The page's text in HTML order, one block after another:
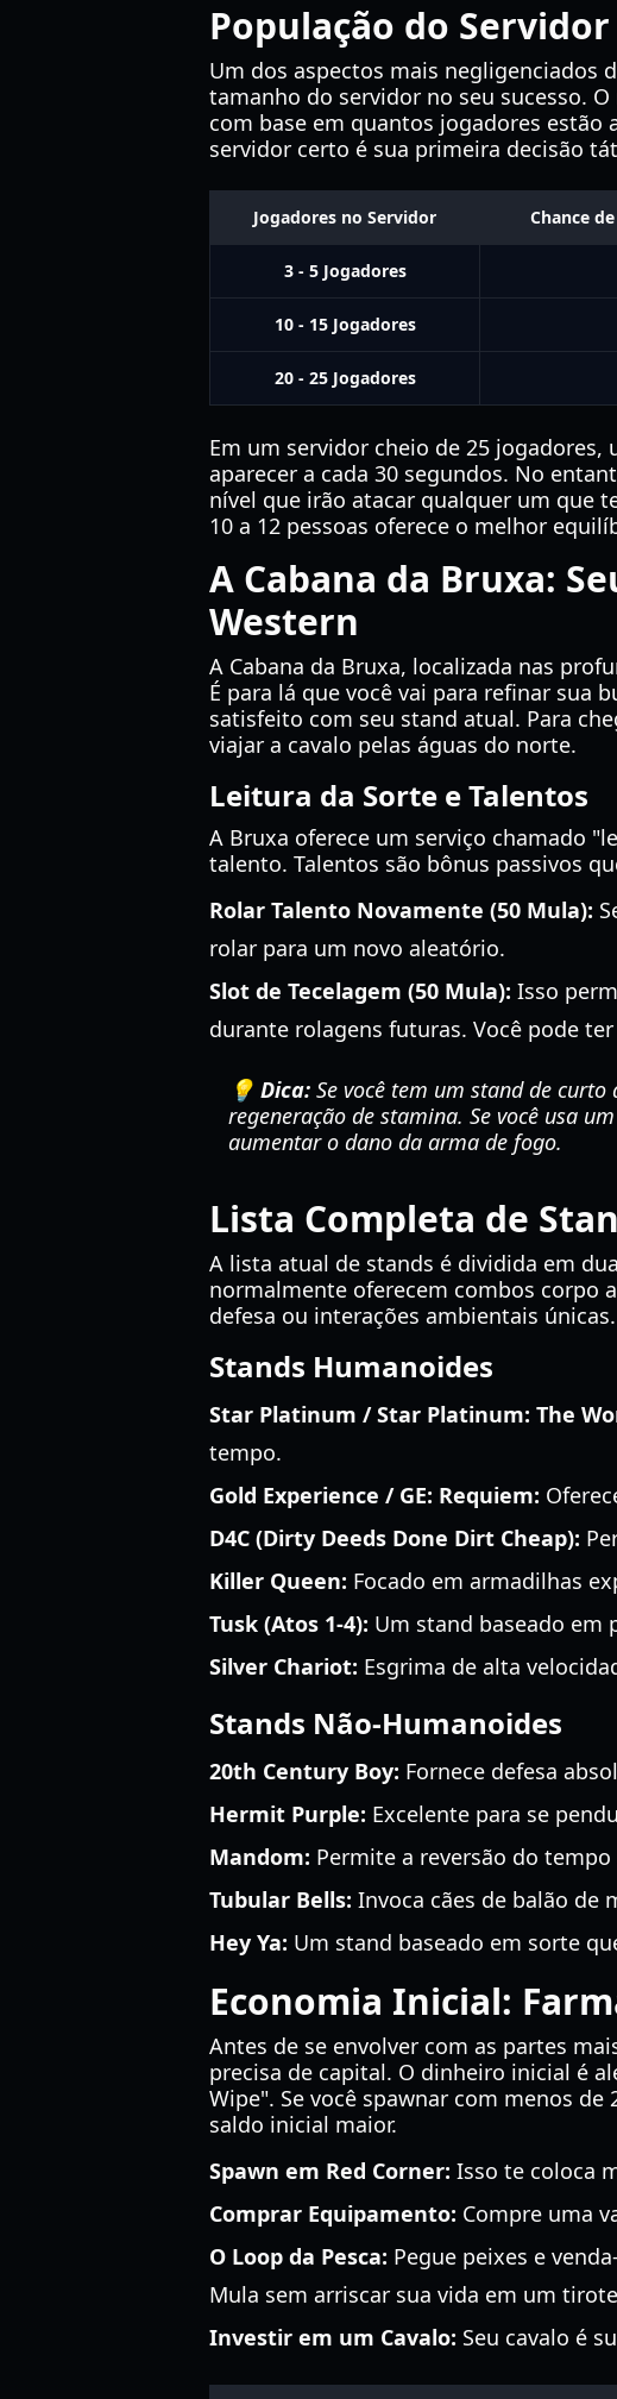
População do
Um dos aspectos mais negligenciados
tamanho do servidor no seu sucesso.
com base em quantos jogadores estão
servidor certo é sua primeira decisão
Jogadores no Servidor Chance
3 - 5 Jogadores
10 - 15 Jogadores
20 - 25 Jogadores
Em um servidor cheio de 25
aparecer a cada 30 segundos. No
nível que irão atacar qualquer um que
10 a 12 pessoas oferece o melhor
A Cabana da Bruxa:
Western
A Cabana da Bruxa, localizada nas
É para lá que você vai para refinar sua
satisfeito com seu stand atual. Para
viajar a cavalo pelas águas do norte.
Leitura da Sorte e Talentos
A Bruxa oferece um serviço chamado
talento. Talentos são bônus passivos
Rolar Talento Novamente (50 Mula):
rolar para um novo aleatório.
Slot de Tecelagem (50 Mula): Isso
durante rolagens futuras. Você pode
💡 Dica: Se você tem um stand de
regeneração de stamina. Se você usa
aumentar o dano da arma de fogo.
Lista Completa de
A lista atual de stands é dividida em
normalmente oferecem combos corpo
defesa ou interações ambientais únicas.
Stands Humanoides
Star Platinum / Star Platinum: The
tempo.
Gold Experience / GE: Requiem:
D4C (Dirty Deeds Done Dirt Cheap):
Killer Queen: Focado em armadilhas
Tusk (Atos 1-4): Um stand baseado em
Silver Chariot: Esgrima de alta
Stands Não-Humanoides
20th Century Boy: Fornece defesa
Hermit Purple: Excelente para se
Mandom: Permite a reversão do
Tubular Bells: Invoca cães de balão de
Hey Ya: Um stand baseado em sorte
Economia Inicial:
Antes de se envolver com as partes
precisa de capital. O dinheiro inicial é
Wipe". Se você spawnar com menos
saldo inicial maior.
Spawn em Red Corner: Isso te coloca
Comprar Equipamento: Compre uma
O Loop da Pesca: Pegue peixes e
Mula sem arriscar sua vida em um
Investir em um Cavalo: Seu cavalo é